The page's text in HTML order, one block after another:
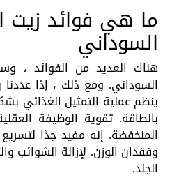
ما هي فوائد زيت
السوداني
هناك العديد من الفوائد ،
السوداني. ومع ذلك ، إذا
ينظم عملية التمثيل الغذائي
بالطاقة. تقوية الوظيفة
المنخفضة. إنه مفيد جدًا
وفقدان الوزن. لإزالة الشوائب
الجلد.